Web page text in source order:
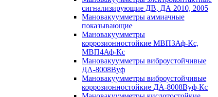
сигнализирующие ДВ, ДА 2010, 2005
Мановакуумметры аммиачные
показывающие
Мановакуумметры
коррозионностойкие МВП3Аф-Кс,
МВП4Аф-Кс
Мановакуумметры виброустойчивые
ДА-8008Вуф
Мановакуумметры виброустойчивые
коррозионностойкие ДА-8008Вуф-Кс